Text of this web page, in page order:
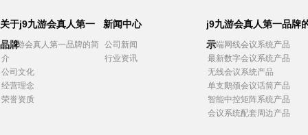
关于j9九游会真人第一
品牌
j9九游会真人第一品牌的简
介
公司文化
经营理念
荣誉资质
新闻中心
公司新闻
行业资讯
j9九游会真人第一品牌
示
高端网线会议系统产品
最新数字会议系统产品
无线会议系统产品
单支鹅颈会议话筒产品
智能中控矩阵系统产品
会议系统配套周边产品